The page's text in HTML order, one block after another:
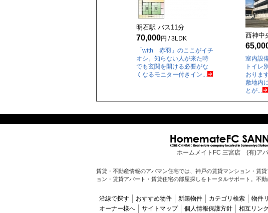
明石駅 バス11分
70,000円 / 3LDK
「with 赤羽」のここがイチ
オシ。知らない人が来た時
でも玄関を開ける必要がな
くなるモニター付きイン...
西神中
室内設
トイレ
おりま
敷地内
とが...
ホームメイトFC 三宮店 (有)ア
賃貸・不動産情報のアパマン住宅では、神戸の賃貸マンション・賃
ョン・賃貸アパート・賃貸住宅の部屋探しをトータルサポート。不
沿線で探す おすすめ物件 新築物件 カテゴリ検索 物件
オーナー様へ
サイトマップ 個人情報保護方針 相互リンク